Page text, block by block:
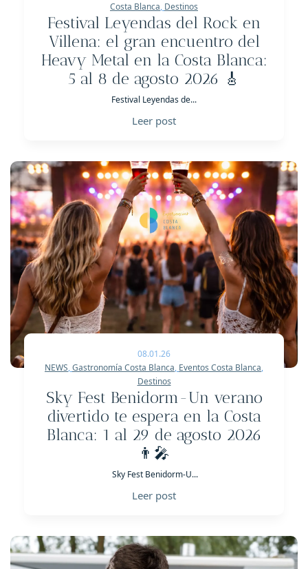
Costa Blanca, Destinos
Festival Leyendas del Rock en
Villena: el gran encuentro del
Heavy Metal en la Costa Blanca:
5 al 8 de agosto 2026 🎸
Festival Leyendas de...
Leer post
08.01.26
NEWS,Gastronomía Costa Blanca, Eventos Costa Blanca,
Destinos
Sky Fest Benidorm-Un verano
divertido te espera en la Costa
Blanca: 1 al 29 de agosto 2026
👨‍🎤
Sky Fest Benidorm-U...
Leer post